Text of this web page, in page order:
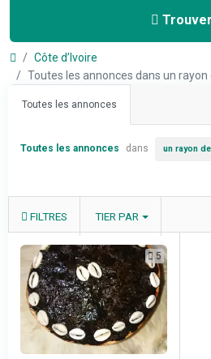
Trouver
Côte d’Ivoire
Toutes les annonces dans un
Toutes les annonces
Toutes les annonces dans un rayon
FILTRES TIER PAR
5